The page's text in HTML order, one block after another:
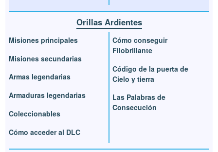
Orillas Ardientes
Misiones principales
Misiones secundarias
Armas legendarias
Armaduras legendarias
Coleccionables
Cómo acceder al DLC
Cómo conseguir
Filobrillante
Código de la puerta de
Cielo y tierra
Las Palabras de
Consecución